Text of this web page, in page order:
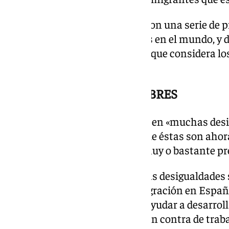
El CIS arranca el cuestionario con una serie de
inmigración y las desigualdades en el mundo, y
entrevistadas que nombren los que considera
AYUDAR A LOS PAÍSES POBRES
Así, el 96,6% considera que existen «muchas
pobres y los ricos, el 54% cree que éstas son
décadas y el 77,8% se confiesa muy o bastante
Además, el 87,3% asume que esas
explican el aumento de la inmigración en
se hagan «más esfuerzos para ayudar a
frente al 21,8% que se muestra en contra de